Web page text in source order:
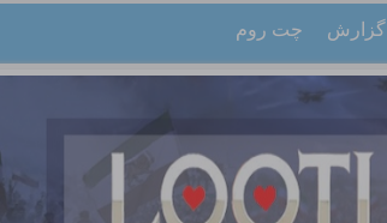
گزارش چت روم